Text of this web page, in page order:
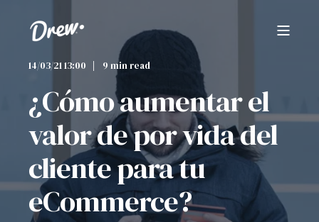
14/03/21 13:00 9 min read
¿Cómo aumentar el
valor de por vida del
cliente para tu
eCommerce?